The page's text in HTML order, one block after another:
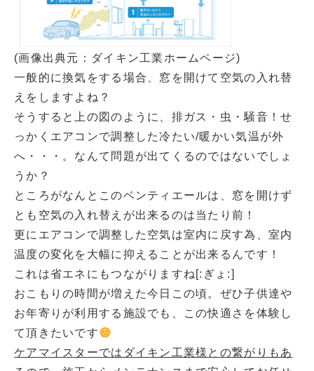
(画像出典元：ダイキン工業ホームページ)
一般的に換気をする場合、窓を開けて空気の入れ替
えをしますよね？
そうすると上の図のように、排ガス・虫・騒音！せ
っかくエアコンで調整した冷たい/暖かい気温が外
へ・・・。なんて問題が出てくるのではないでしょ
うか？
ところがなんとこのベンティエールは、窓を開けず
とも空気の入れ替えが出来るのは当たり前！
更にエアコンで調整した空気は室内に戻す為、室内
温度の変化を大幅に抑えることが出来るんです！
これは省エネにもつながりますね[:ぎょ:]
おこもりの時間が増えた今日この頃。ぜひ子供達や
お年寄りが利用する施設でも、この快適さを体験し
て頂きたいです
ケアマイスターではダイキン工業様との繋がりもあ